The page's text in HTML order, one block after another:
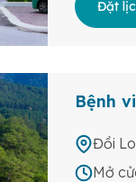
Đặt
Bệnh
Đồi
Mở